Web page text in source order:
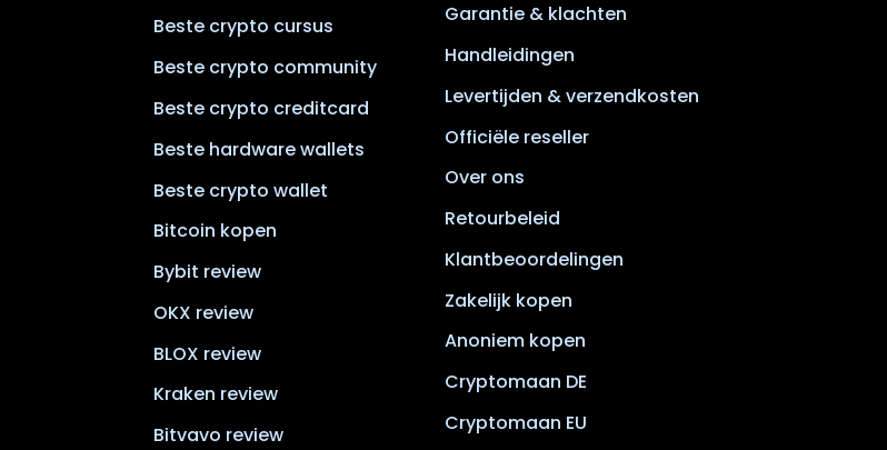
Beste crypto cursus
Beste crypto community
Beste crypto creditcard
Beste hardware wallets
Beste crypto wallet
Bitcoin kopen
Bybit review
OKX review
BLOX review
Kraken review
Bitvavo review
Garantie & klachten
Handleidingen
Levertijden & verzendkosten
Officiële reseller
Over ons
Retourbeleid
Klantbeoordelingen
Zakelijk kopen
Anoniem kopen
Cryptomaan DE
Cryptomaan EU